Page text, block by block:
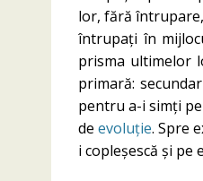
lor, fără
întrupați în
prisma ultimelor
primară:
pentru a-i simți
deevoluție. Spre
i copleșescă și pe